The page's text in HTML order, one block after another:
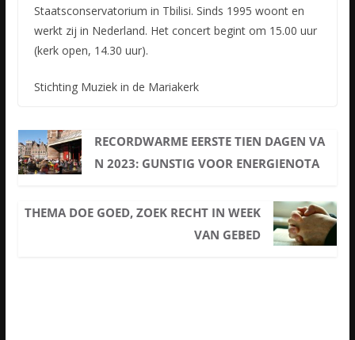
Staatsconservatorium in Tbilisi. Sinds 1995 woont en
werkt zij in Nederland. Het concert begint om 15.00 uur
(kerk open, 14.30 uur).
Stichting Muziek in de Mariakerk
RECORDWARME EERSTE TIEN DAGEN VA
N 2023: GUNSTIG VOOR ENERGIENOTA
THEMA DOE GOED, ZOEK RECHT IN WEEK
VAN GEBED